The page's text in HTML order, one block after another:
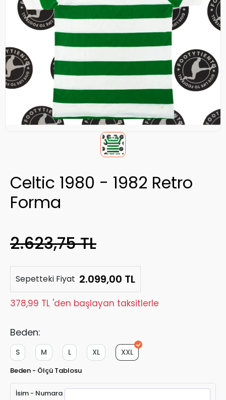
Celtic 1980 - 1982 Retro
Forma
2.623,75 TL
Sepetteki Fiyat 2.099,00 TL
378,99 TL 'den başlayan taksitlerle
Beden:
XXL
XL
L
M
S
Beden - Ölçü Tablosu
İsim - Numara